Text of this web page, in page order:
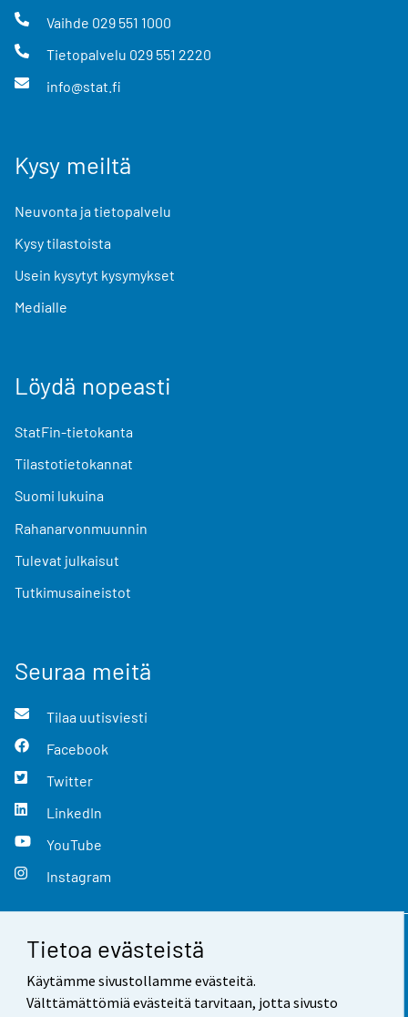
Tietoa evästeistä
Käytämme sivustollamme evästeitä.
Välttämättömiä evästeitä tarvitaan, jotta sivusto
Vaihde 029 551 1000
Tietopalvelu 029 551 2220
info@stat.fi
Kysy meiltä
Neuvonta ja tietopalvelu
Kysy tilastoista
Usein kysytyt kysymykset
Medialle
Löydä nopeasti
StatFin-tietokanta
Tilastotietokannat
Suomi lukuina
Rahanarvonmuunnin
Tulevat julkaisut
Tutkimusaineistot
Seuraa meitä
Tilaa uutisviesti
Facebook
Twitter
LinkedIn
YouTube
Instagram
Yhteystiedot
Palaute